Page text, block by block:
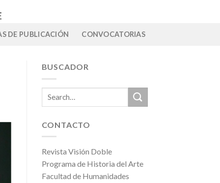
DE PUBLICACIÓN CONVOCATORIAS
BUSCADOR
CONTACTO
Revista Visión Doble
Programa de Historia del Arte
Facultad de Humanidades